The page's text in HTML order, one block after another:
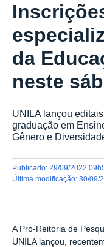
da
neste
UNILA lançou
graduação em
Gênero e
publicado: 29/09/2022
última modificação: 30/09/
A Pró-Reitoria de
UNILA lançou,